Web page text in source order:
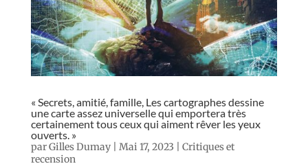
« Secrets, amitié, famille, Les cartographes dessine
une carte assez universelle qui emportera très
certainement tous ceux qui aiment rêver les yeux
ouverts. »
parGilles Dumay| Mai 17, 2023
Critiques et
recension